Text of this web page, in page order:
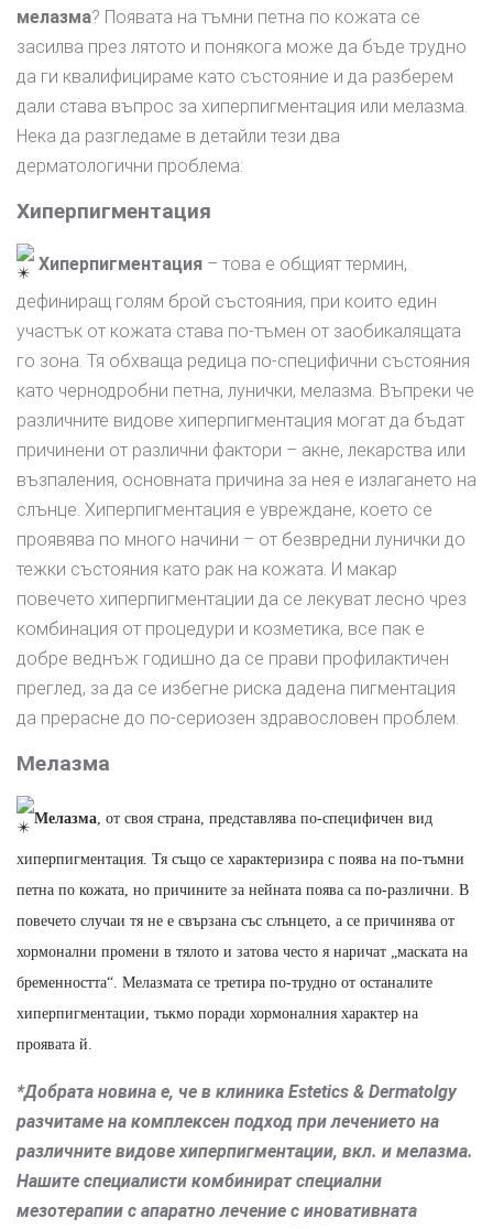
мелазма? Появата на тъмни петна по кожата се
засилва през лятото и понякога може да бъде трудно
да ги квалифицираме като състояние и да разберем
дали става въпрос за хиперпигментация или мелазма.
Нека да разгледаме в детайли тези два
дерматологични проблема:
Хиперпигментация
Хиперпигментация – това е общият термин,
дефиниращ голям брой състояния, при които един
участък от кожата става по-тъмен от заобикалящата
го зона. Тя обхваща редица по-специфични състояния
като чернодробни петна, лунички, мелазма. Въпреки че
различните видове хиперпигментация могат да бъдат
причинени от различни фактори – акне, лекарства или
възпаления, основната причина за нея е излагането на
слънце. Хиперпигментация е увреждане, което се
проявява по много начини – от безвредни лунички до
тежки състояния като рак на кожата. И макар
повечето хиперпигментации да се лекуват лесно чрез
комбинация от процедури и козметика, все пак е
добре веднъж годишно да се прави профилактичен
преглед, за да се избегне риска дадена пигментация
да прерасне до по-сериозен здравословен проблем.
Мелазма
Мелазма, от своя страна, представлява по-специфичен вид
хиперпигментация. Тя също се характеризира с поява на по-тъмни
петна по кожата, но причините за нейната поява са по-различни. В
повечето случаи тя не е свързана със слънцето, а се причинява от
хормонални промени в тялото и затова често я наричат „маската на
бременността“. Мелазмата се третира по-трудно от останалите
хиперпигментации, тъкмо поради хормоналния характер на
проявата й.
*Добрата новина е, че в клиника Estetics & Dermatolgy
разчитаме на комплексен подход при лечението на
различните видове хиперпигментации, вкл. и мелазма.
Нашите специалисти комбинират специални
мезотерапии с апаратно лечение с иновативната